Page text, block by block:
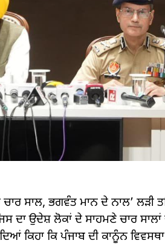
ਸਾਲ, ਭਗਵੰਤ ਮਾਨ ਦੇ ਨਾਲ’ ਲੜੀ
ਦਾ ਉਦੇਸ਼ ਲੋਕਾਂ ਦੇ ਸਾਹਮਣੇ ਚਾਰ
ਕਿਹਾ ਕਿ ਪੰਜਾਬ ਦੀ ਕਾਨੂੰਨ